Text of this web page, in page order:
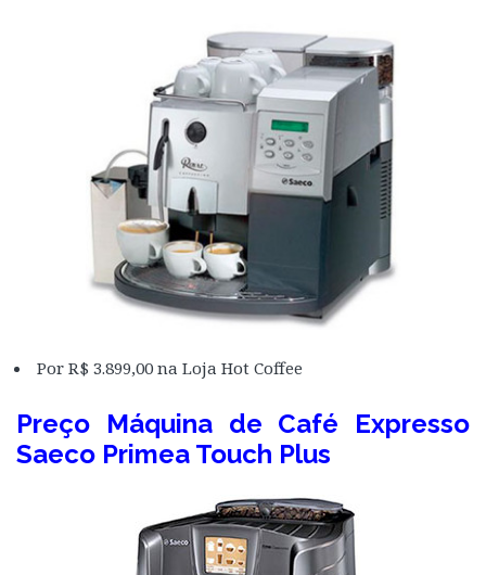
Por R$ 3.899,00 na Loja Hot Coffee
Preço Máquina de Café Expresso
Saeco Primea Touch Plus